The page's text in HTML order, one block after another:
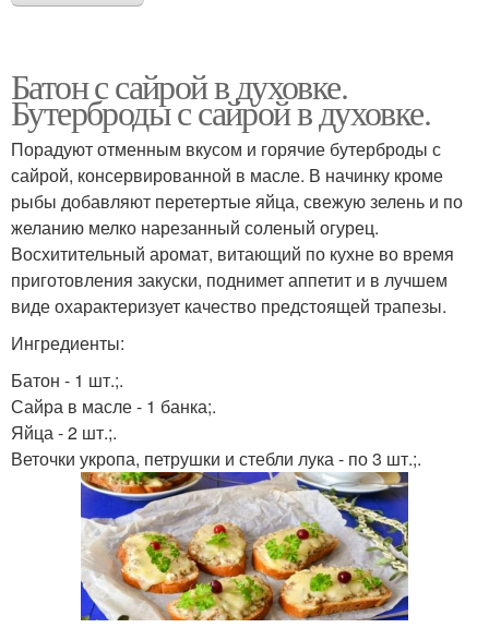
Батон с сайрой в духовке.
Бутерброды с сайрой в духовке.
Порадуют отменным вкусом и горячие бутерброды с
сайрой, консервированной в масле. В начинку кроме
рыбы добавляют перетертые яйца, свежую зелень и по
желанию мелко нарезанный соленый огурец.
Восхитительный аромат, витающий по кухне во время
приготовления закуски, поднимет аппетит и в лучшем
виде охарактеризует качество предстоящей трапезы.
Ингредиенты:
Батон - 1 шт.;.
Сайра в масле - 1 банка;.
Яйца - 2 шт.;.
Веточки укропа, петрушки и стебли лука - по 3 шт.;.